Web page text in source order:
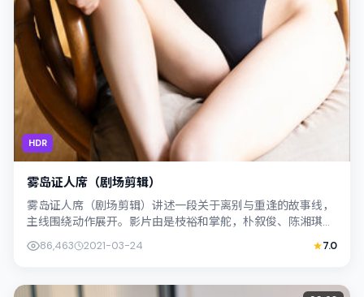
HDR
雾岛证人席（剧场剪辑）
雾岛证人席（剧场剪辑）讲述一段关于离别与重逢的故事线，
主线围绕动作展开。影片由是枝裕和掌舵，朴叙俊、陈湘琪联
合出演；外景与新加坡的城市纹理紧密结...
86,463 2021-03-24 7.0